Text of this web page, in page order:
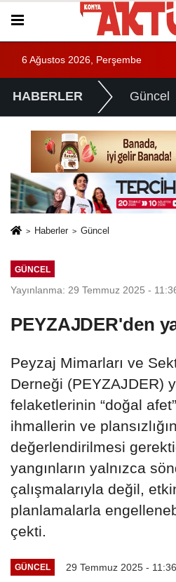
6 Ağustos 2026, Perşembe
HABERLER Güncel
Haberler Güncel
GÜNCEL
Yayınlanma: 29 Temmuz 2025 -
PEYZAJDER'den
Peyzaj Mimarları ve
Derneği (PEYZAJDER)
felaketlerinin “doğal
ihmallerin ve
değerlendirilmesi
yangınların yalnızca
çalışmalarıyla değil,
planlamalarla
çekti.
GÜNCEL 29 Temmuz 2025 - 11:36